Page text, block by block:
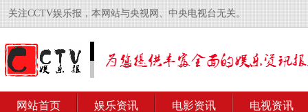
关注CCTV娱乐报，本网站与央视网、中央电视台无关。
网站首页 娱乐资讯 电影资讯 电视资讯